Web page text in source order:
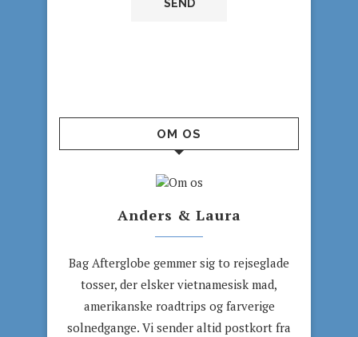
OM OS
Anders & Laura
Bag Afterglobe gemmer sig to rejseglade
tosser, der elsker vietnamesisk mad,
amerikanske roadtrips og farverige
solnedgange. Vi sender altid postkort fra